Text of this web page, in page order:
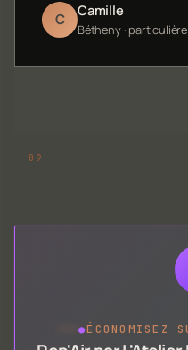
C Camille
Bétheny · particulière
●ÉCONOMISEZ